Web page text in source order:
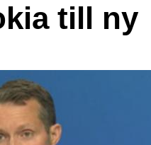
till ny